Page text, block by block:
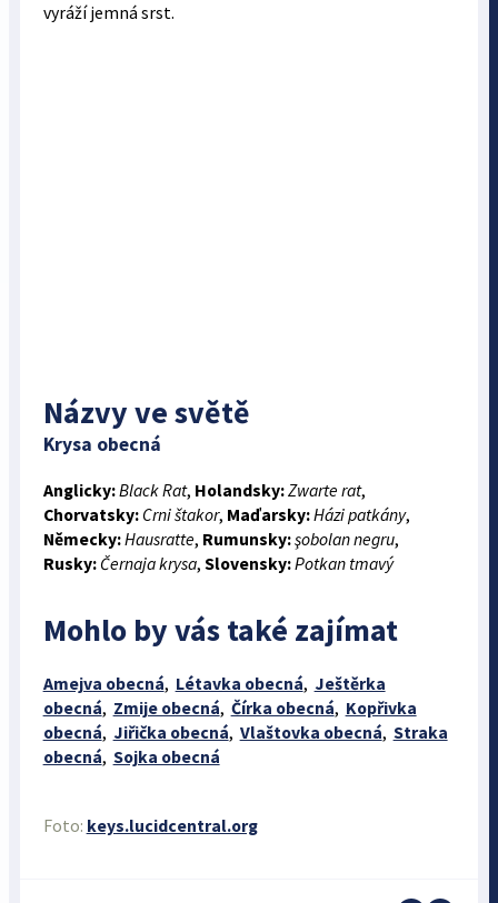
vyráží jemná srst.
Názvy ve světě
Krysa obecná
Anglicky:Black Rat, Holandsky:Zwarte rat,
Chorvatsky: Crni štakor, Maďarsky:Házi patkány,
Německy:Hausratte, Rumunsky:şobolan negru,
Rusky: Černaja krysa, Slovensky:Potkan tmavý
Mohlo by vás také zajímat
Amejva obecná, Létavka obecná, Ještěrka
obecná, Zmije obecná, Čírka obecná, Kopřivka
obecná, Jiřička obecná, Vlaštovka obecná, Straka
obecná, Sojka obecná
Foto: keys.lucidcentral.org